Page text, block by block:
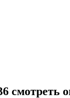
смотреть